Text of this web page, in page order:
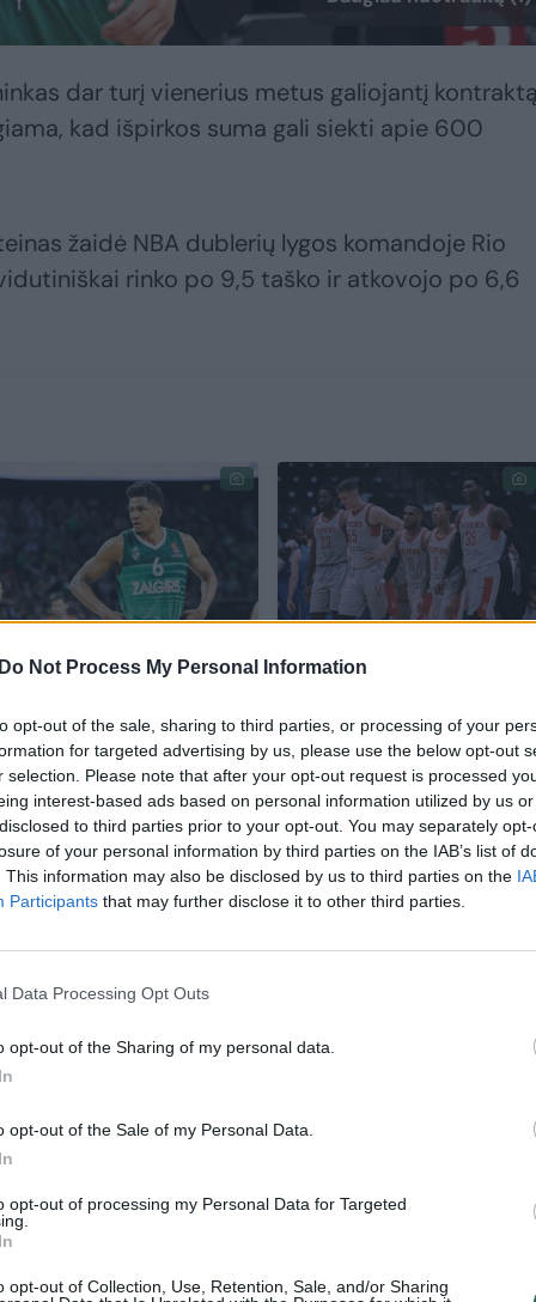
Do Not Process My Personal Information
opt-out of the sale, sharing to third parties, or processing of your
for targeted advertising by us, please use the below opt-out
selection. Please note that after your opt-out request is processed
interest-based ads based on personal information utilized by us
to third parties prior to your opt-out. You may separately
of your personal information by third parties on the IAB’s list of
This information may also be disclosed by us to third parties on the
Participants that may further disclose it to other third parties.
Data Processing Opt Outs
opt-out of the Sharing of my personal data.
opt-out of the Sale of my Personal Data.
opt-out of processing my Personal Data for Targeted
opt-out of Collection, Use, Retention, Sale, and/or Sharing
dar turį vienerius metus galiojantį
kad išpirkos suma gali siekti apie 600
žaidė NBA dublerių lygos komandoje Rio
rinko po 9,5 taško ir atkovojo po 6,6
Praradimas „Žalgirio“
Toupane'as keliasi
žaisti į Graikiją
Karjeros NBA
kauniečių kišenę gali
papildyti solidžia
išpirkos suma
paliko dėl savo gero žaidimo Las Vegase, kur
rungtynes, per kurias pelnė po 10,3 taško bei
ir kitą vidurio puolėją Clintą Capelą, kuris